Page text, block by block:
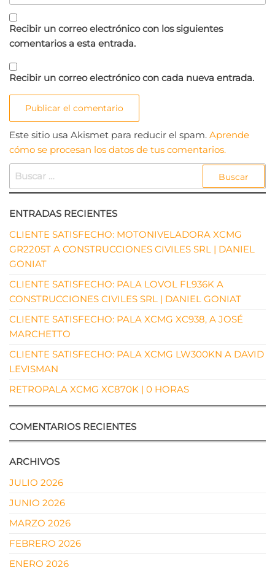
Recibir un correo electrónico con los siguientes
comentarios a esta entrada.
Recibir un correo electrónico con cada nueva entrada.
Este sitio usa Akismet para reducir el spam. Aprende
cómo se procesan los datos de tus comentarios.
BUSCAR:
ENTRADAS RECIENTES
CLIENTE SATISFECHO: MOTONIVELADORA XCMG
GR2205T A CONSTRUCCIONES CIVILES SRL | DANIEL
GONIAT
CLIENTE SATISFECHO: PALA LOVOL FL936K A
CONSTRUCCIONES CIVILES SRL | DANIEL GONIAT
CLIENTE SATISFECHO: PALA XCMG XC938, A JOSÉ
MARCHETTO
CLIENTE SATISFECHO: PALA XCMG LW300KN A DAVID
LEVISMAN
RETROPALA XCMG XC870K | 0 HORAS
COMENTARIOS RECIENTES
ARCHIVOS
JULIO 2026
JUNIO 2026
MARZO 2026
FEBRERO 2026
ENERO 2026